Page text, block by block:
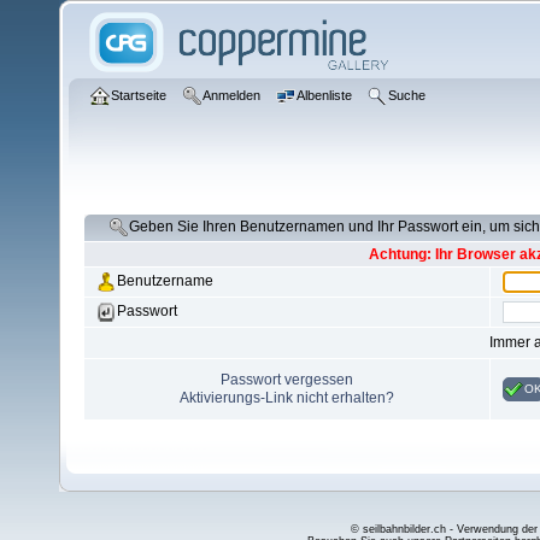
Startseite Anmelden Albenliste Suche
Geben Sie Ihren Benutzernamen und Ihr Passwort ein, um
Achtung: Ihr Browser
Benutzername
Passwort
Immer
Passwort vergessen
Aktivierungs-Link nicht erhalten?
© seilbahnbilder.ch - Verwendung